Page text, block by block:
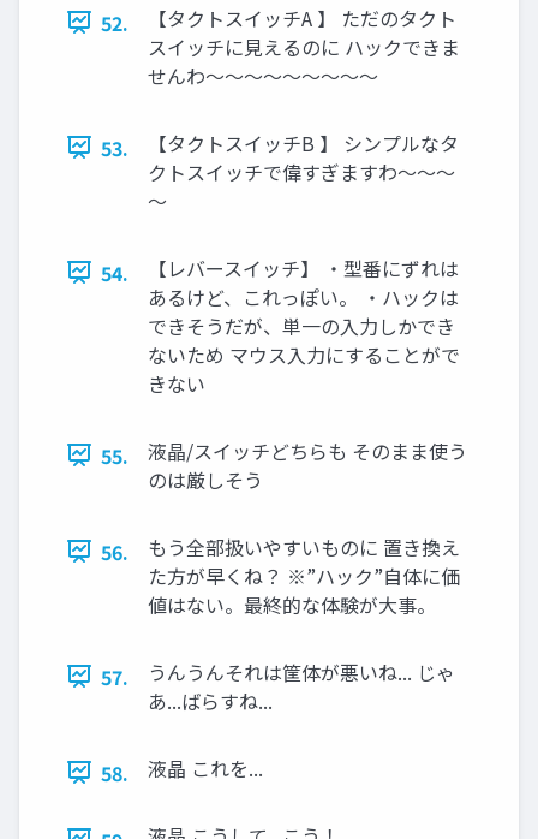
52.
【タクトスイッチA 】 ただのタクト
スイッチに見えるのに ハックできま
せんわ～～～～～～～～～
53.
【タクトスイッチB 】 シンプルなタ
クトスイッチで偉すぎますわ～～～
～
54.
【レバースイッチ】 ・型番にずれは
あるけど、これっぽい。 ・ハックは
できそうだが、単一の入力しかでき
ないため マウス入力にすることがで
きない
55.
液晶/スイッチどちらも そのまま使う
のは厳しそう
56.
もう全部扱いやすいものに 置き換え
た方が早くね？ ※”ハック”自体に価
値はない。最終的な体験が大事。
57.
うんうんそれは筐体が悪いね... じゃ
あ...ばらすね...
58. 液晶 これを...